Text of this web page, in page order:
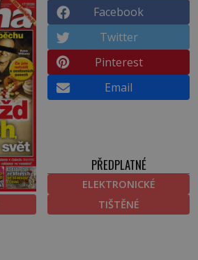
Facebook
Twitter
Pinterest
Email
PŘEDPLATNÉ
ELEKTRONICKÉ
TIŠTĚNÉ